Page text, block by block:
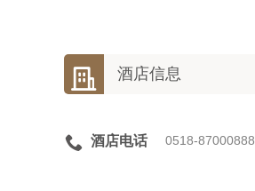
 酒店信息
 酒店电话 0518-87000888